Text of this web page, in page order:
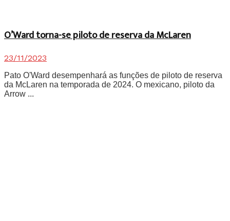
O’Ward torna-se piloto de reserva da McLaren
23/11/2023
Pato O'Ward desempenhará as funções de piloto de reserva
da McLaren na temporada de 2024. O mexicano, piloto da
Arrow ...